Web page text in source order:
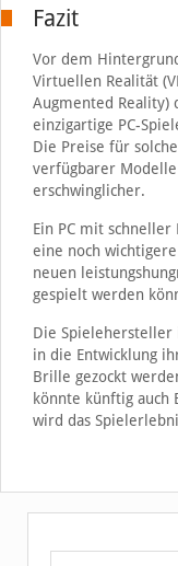
Fazit
Vor dem
Virtuellen Realität
Augmented Reality)
einzigartige PC-
Die Preise für
verfügbarer
erschwinglicher.
Ein PC mit
eine noch
neuen
gespielt werden
Die
in die Entwicklung
Brille gezockt
könnte künftig auch
wird das